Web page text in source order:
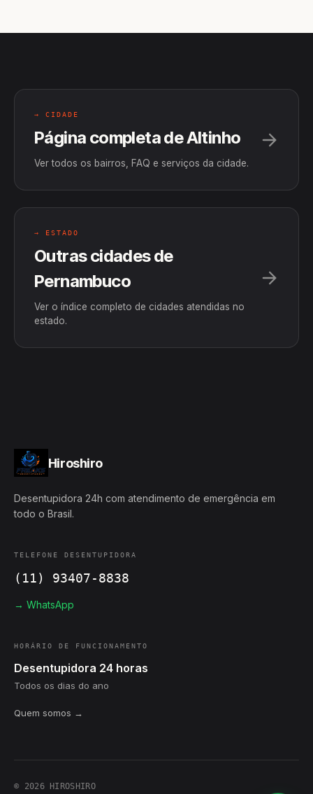
→ CIDADE
Página completa de Altinho
Ver todos os bairros, FAQ e serviços da cidade.
→ ESTADO
Outras cidades de
Pernambuco
Ver o índice completo de cidades atendidas no
estado.
Hiroshiro
Desentupidora 24h com atendimento de emergência em
todo o Brasil.
TELEFONE DESENTUPIDORA
(11) 93407-8838
→ WhatsApp
HORÁRIO DE FUNCIONAMENTO
Desentupidora 24 horas
Todos os dias do ano
Quem somos →
© 2026 HIROSHIRO